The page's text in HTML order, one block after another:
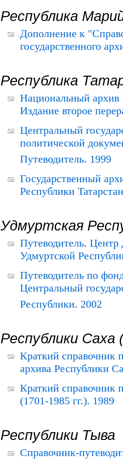
Республика
Дополнение к
государственного
Республика
Национальный архив
Издание второе
Центральный
политической
Путеводитель. 1999
Государственный
Республики
Удмуртская
Путеводитель.
Удмуртской
Путеводитель по
Центральный
Республики. 2002
Республики Саха
Краткий справочник
архива Республики
Краткий
(1701-1985 гг.). 1989
Республики Тыва
Справочник-